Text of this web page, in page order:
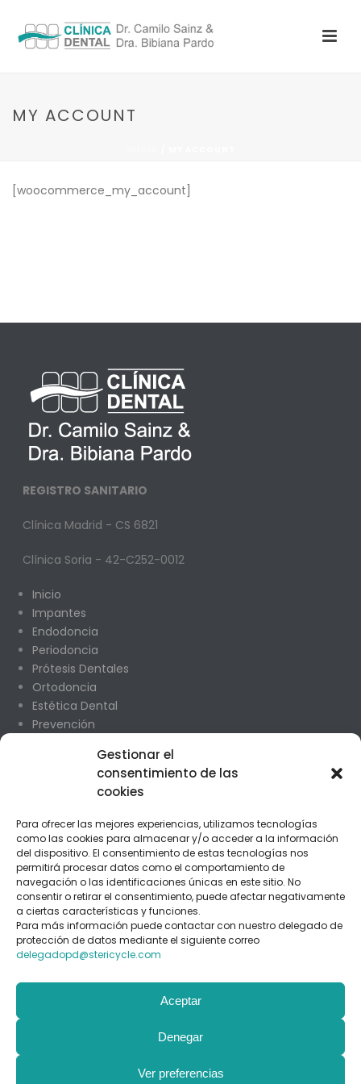
Gestionar el
consentimiento de las
cookies
Para ofrecer las mejores experiencias, utilizamos tecnologías
como las cookies para almacenar y/o acceder a la información
del dispositivo. El consentimiento de estas tecnologías nos
permitirá procesar datos como el comportamiento de
navegación o las identificaciones únicas en este sitio. No
consentir o retirar el consentimiento, puede afectar negativamente
a ciertas características y funciones.
Para más información puede contactar con nuestro delegado de
protección de datos mediante el siguiente correo
delegadopd@stericycle.com
Aceptar
Denegar
Ver preferencias
MY ACCOUNT
[woocommerce_my_account]
REGISTRO SANITARIO
Clínica Madrid - CS 6821
Clínica Soria - 42-C252-0012
Inicio
Impantes
Endodoncia
Periodoncia
Prótesis Dentales
Ortodoncia
Estética Dental
Prevención
Cirugía Oral
Madrid
C/ Payaso Fofo 24 1 L27
Teléfonos 91 477 97 01 / 635 688 671
clinicanumancia10@yahoo.es
clinicanumancia10@yahoo.es